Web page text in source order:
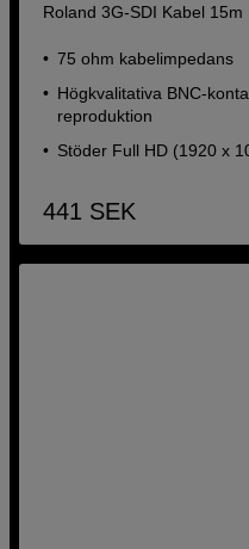
Roland 3G-SDI Kabel 15m
75 ohm kabelimpedans
Högkvalitativa BNC-
reproduktion
Stöder Full HD (1920 x
441 SEK